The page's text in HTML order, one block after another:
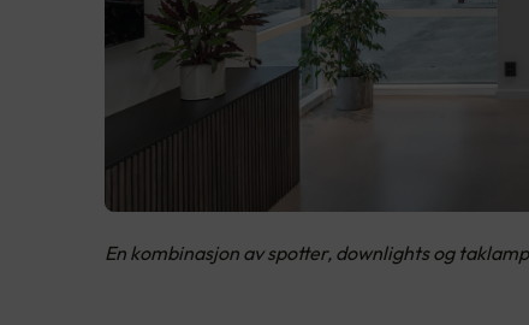
En kombinasjon av spotter, downlights og